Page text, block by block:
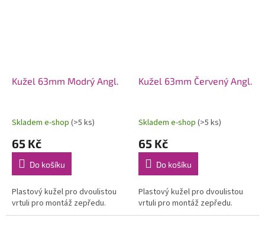
Kužel 63mm Modrý Angl.
Skladem e-shop (>5 ks)
65 Kč
Do košíku
Plastový kužel pro dvoulistou
vrtuli pro montáž zepředu.
Kužel 63mm Červený Angl.
Skladem e-shop (>5 ks)
65 Kč
Do košíku
Plastový kužel pro dvoulistou
vrtuli pro montáž zepředu.